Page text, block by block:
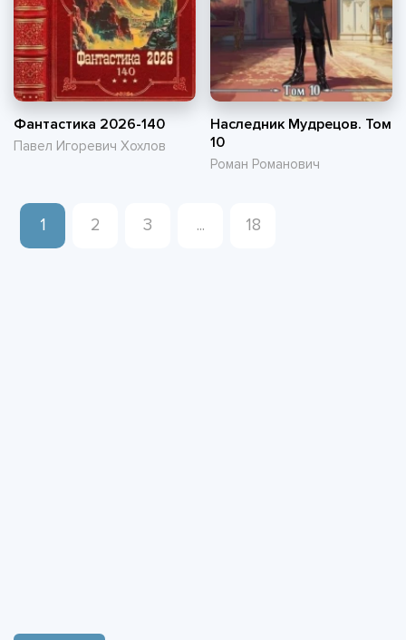
Фантастика 2026-140
Павел Игоревич Хохлов
Наследник Мудрецов. Том
10
Роман Романович
1 2 3 ... 18